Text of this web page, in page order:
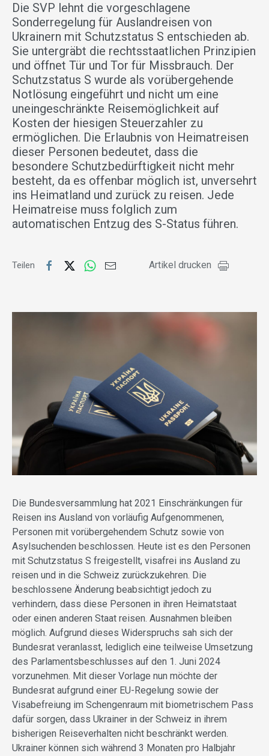
Die SVP lehnt die vorgeschlagene
Sonderregelung für Auslandreisen von
Ukrainern mit Schutzstatus S entschieden ab.
Sie untergräbt die rechtsstaatlichen Prinzipien
und öffnet Tür und Tor für Missbrauch. Der
Schutzstatus S wurde als vorübergehende
Notlösung eingeführt und nicht um eine
uneingeschränkte Reisemöglichkeit auf
Kosten der hiesigen Steuerzahler zu
ermöglichen. Die Erlaubnis von Heimatreisen
dieser Personen bedeutet, dass die
besondere Schutzbedürftigkeit nicht mehr
besteht, da es offenbar möglich ist, unversehrt
ins Heimatland und zurück zu reisen. Jede
Heimatreise muss folglich zum
automatischen Entzug des S-Status führen.
Teilen Artikel drucken
Die Bundesversammlung hat 2021 Einschränkungen für
Reisen ins Ausland von vorläufig Aufgenommenen,
Personen mit vorübergehendem Schutz sowie von
Asylsuchenden beschlossen. Heute ist es den Personen
mit Schutzstatus S freigestellt, visafrei ins Ausland zu
reisen und in die Schweiz zurückzukehren. Die
beschlossene Änderung beabsichtigt jedoch zu
verhindern, dass diese Personen in ihren Heimatstaat
oder einen anderen Staat reisen. Ausnahmen bleiben
möglich. Aufgrund dieses Widerspruchs sah sich der
Bundesrat veranlasst, lediglich eine teilweise Umsetzung
des Parlamentsbeschlusses auf den 1. Juni 2024
vorzunehmen. Mit dieser Vorlage nun möchte der
Bundesrat aufgrund einer EU-Regelung sowie der
Visabefreiung im Schengenraum mit biometrischem Pass
dafür sorgen, dass Ukrainer in der Schweiz in ihrem
bisherigen Reiseverhalten nicht beschränkt werden.
Ukrainer können sich während 3 Monaten pro Halbjahr